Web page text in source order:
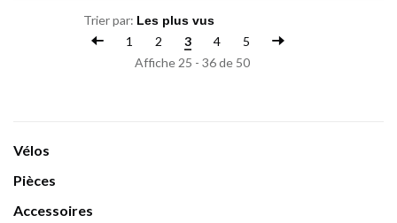
Trier par:
1
2 3 4
5
Affiche 25 - 36 de 50
Vélos
Pièces
Accessoires